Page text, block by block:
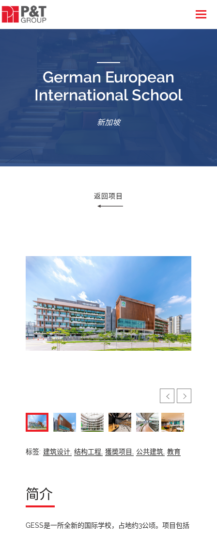
German European
International School
新加坡
返回项目
标签: 建筑设计, 结构工程, 獲奬项目, 公共建筑, 教育
简介
GESS是一所全新的国际学校，占地约3公顷。项目包括